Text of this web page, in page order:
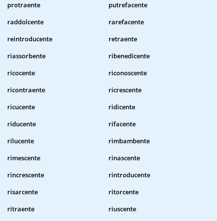
protraente
putrefacente
raddolcente
rarefacente
reintroducente
retraente
riassorbente
ribenedicente
ricocente
riconoscente
ricontraente
ricrescente
ricucente
ridicente
riducente
rifacente
rilucente
rimbambente
rimescente
rinascente
rincrescente
rintroducente
risarcente
ritorcente
ritraente
riuscente